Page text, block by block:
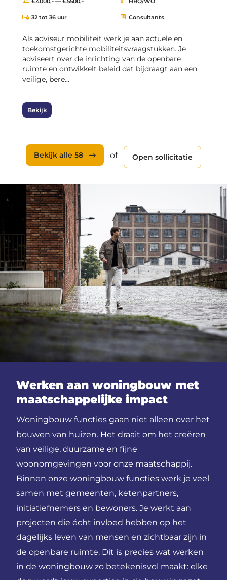
32 tot 36 uur Consultants
Als adviseur mobiliteit werk je aan actuele en
toekomstgerichte mobiliteitsvraagstukken. Je
adviseert over de inrichting van de openbare
ruimte en ontwikkelt beleid dat bijdraagt aan een
veilige, bere...
Bekijk
Bekijk alle 58 of Open sollicitatie
Werken aan woningbouw met
maatschappelijke impact
Woningbouw functies gaan niet alleen over het
bouwen van huizen. Het draait om het creëren
van veilige, duurzame en fijne
woonomgevingen voor onze maatschappij.
Binnen onze woningbouw functies werk je veel
samen met gemeenten, ketenpartners,
initiatiefnemers en bewoners. Je werkt aan
projecten die écht invloed hebben op het
dagelijks leven van mensen en zichtbaar zijn in
de openbare ruimte. Dit is precies wat werken
in de woningbouw zo betekenisvol maakt: elke